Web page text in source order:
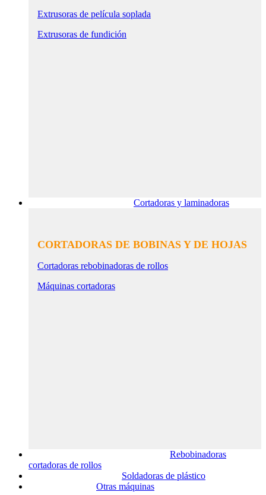
Extrusoras de película soplada
Extrusoras de fundición
Cortadoras y laminadoras
CORTADORAS DE BOBINAS Y DE HOJAS
Cortadoras rebobinadoras de rollos
Máquinas cortadoras
Rebobinadoras
cortadoras de rollos
Soldadoras de plástico
Otras máquinas